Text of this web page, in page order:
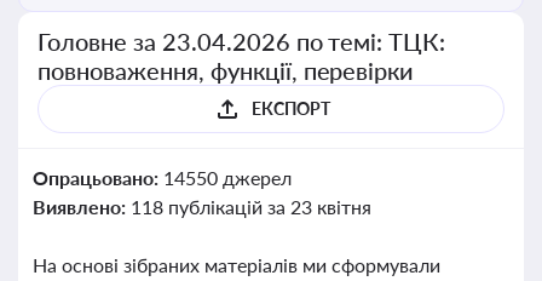
Головне за 23.04.2026 по темі: ТЦК:
повноваження, функції, перевірки
ЕКСПОРТ
Опрацьовано: 14550 джерел
Виявлено: 118 публікацій за 23 квітня
На основі зібраних матеріалів ми сформували